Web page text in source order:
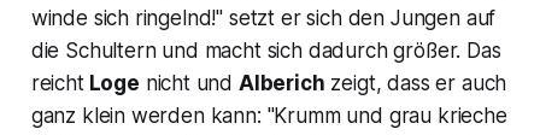
winde sich ringelnd!" setzt er sich den Jungen auf
die Schultern und macht sich dadurch größer. Das
reichtLoge nicht und Alberich zeigt, dass er auch
ganz klein werden kann: "Krumm und grau krieche